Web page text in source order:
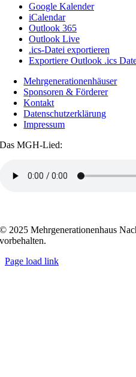
Google Kalender
iCalendar
Outlook 365
Outlook Live
.ics-Datei exportieren
Exportiere Outlook .ics
Mehrgenerationenhäuser
Sponsoren & Förderer
Kontakt
Datenschutzerklärung
Impressum
Das MGH-Lied:
© 2025 Mehrgenerationenhaus
vorbehalten.
Page load link